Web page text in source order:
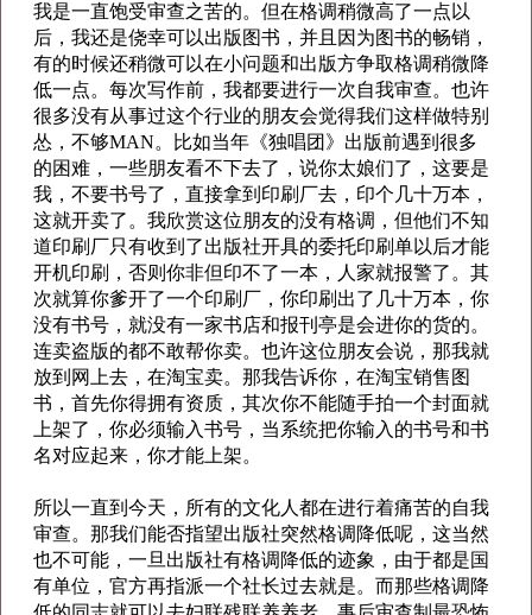
我是一直饱受审查之苦的。但在格调稍微高了一点以
后，我还是侥幸可以出版图书，并且因为图书的畅销，
有的时候还稍微可以在小问题和出版方争取格调稍微降
低一点。每次写作前，我都要进行一次自我审查。也许
很多没有从事过这个行业的朋友会觉得我们这样做特别
怂，不够MAN。比如当年《独唱团》出版前遇到很多
的困难，一些朋友看不下去了，说你太娘们了，这要是
我，不要书号了，直接拿到印刷厂去，印个几十万本，
这就开卖了。我欣赏这位朋友的没有格调，但他们不知
道印刷厂只有收到了出版社开具的委托印刷单以后才能
开机印刷，否则你非但印不了一本，人家就报警了。其
次就算你爹开了一个印刷厂，你印刷出了几十万本，你
没有书号，就没有一家书店和报刊亭是会进你的货的。
连卖盗版的都不敢帮你卖。也许这位朋友会说，那我就
放到网上去，在淘宝卖。那我告诉你，在淘宝销售图
书，首先你得拥有资质，其次你不能随手拍一个封面就
上架了，你必须输入书号，当系统把你输入的书号和书
名对应起来，你才能上架。
所以一直到今天，所有的文化人都在进行着痛苦的自我
审查。那我们能否指望出版社突然格调降低呢，这当然
也不可能，一旦出版社有格调降低的迹象，由于都是国
有单位，官方再指派一个社长过去就是。而那些格调降